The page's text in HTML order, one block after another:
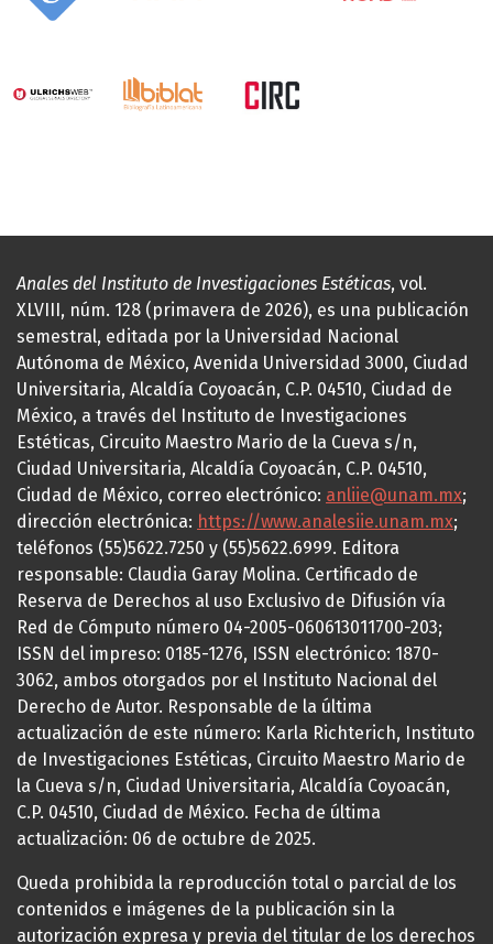
Anales del Instituto de Investigaciones Estéticas, vol.
XLVIII, núm. 128 (primavera de 2026), es una publicación
semestral, editada por la Universidad Nacional
Autónoma de México, Avenida Universidad 3000, Ciudad
Universitaria, Alcaldía Coyoacán, C.P. 04510, Ciudad de
México, a través del Instituto de Investigaciones
Estéticas, Circuito Maestro Mario de la Cueva s/n,
Ciudad Universitaria, Alcaldía Coyoacán, C.P. 04510,
Ciudad de México, correo electrónico: anliie@unam.mx;
dirección electrónica: https://www.analesiie.unam.mx;
teléfonos (55)5622.7250 y (55)5622.6999. Editora
responsable: Claudia Garay Molina. Certificado de
Reserva de Derechos al uso Exclusivo de Difusión vía
Red de Cómputo número 04-2005-060613011700-203;
ISSN del impreso: 0185-1276, ISSN electrónico: 1870-
3062, ambos otorgados por el Instituto Nacional del
Derecho de Autor. Responsable de la última
actualización de este número: Karla Richterich, Instituto
de Investigaciones Estéticas, Circuito Maestro Mario de
la Cueva s/n, Ciudad Universitaria, Alcaldía Coyoacán,
C.P. 04510, Ciudad de México. Fecha de última
actualización: 06 de octubre de 2025.
Queda prohibida la reproducción total o parcial de los
contenidos e imágenes de la publicación sin la
autorización expresa y previa del titular de los derechos